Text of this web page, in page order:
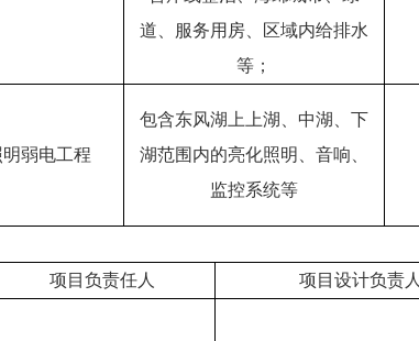
道、服务用房、区域内给排水
等；
弱电工程
包含东风湖上上湖、中湖、下
湖范围内的亮化照明、音响、
监控系统等
项目负责任人 项目设计负责人